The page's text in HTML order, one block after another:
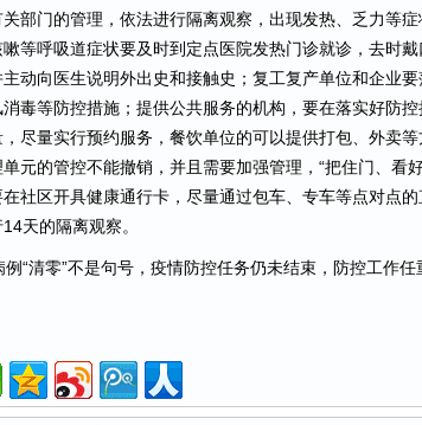
部门的管理，依法进行隔离观察，出现发热、乏力等
嗽等呼吸道症状要及时到定点医院发热门诊就诊，去时
主动向医生说明外出史和接触史；复工复产单位和企业
毒等防控措施；提供公共服务的机构，要在落实好防
，尽量实行预约服务，餐饮单位的可以提供打包、外卖
元的管控不能撤销，并且需要加强管理，“把住门、看
社区开具健康通行卡，尽量通过包车、专车等点对点
天的隔离观察。
“清零”不是句号，疫情防控任务仍未结束，防控工作